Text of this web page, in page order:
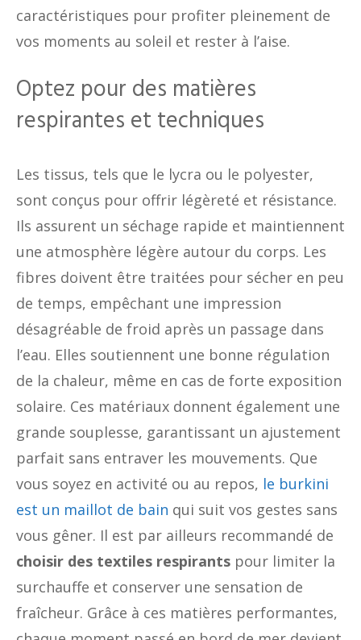
caractéristiques pour profiter pleinement de
vos moments au soleil et rester à l’aise.
Optez pour des matières
respirantes et techniques
Les tissus, tels que le lycra ou le polyester,
sont conçus pour offrir légèreté et résistance.
Ils assurent un séchage rapide et maintiennent
une atmosphère légère autour du corps. Les
fibres doivent être traitées pour sécher en peu
de temps, empêchant une impression
désagréable de froid après un passage dans
l’eau. Elles soutiennent une bonne régulation
de la chaleur, même en cas de forte exposition
solaire. Ces matériaux donnent également une
grande souplesse, garantissant un ajustement
parfait sans entraver les mouvements. Que
vous soyez en activité ou au repos, le burkini
est un maillot de bain qui suit vos gestes sans
vous gêner. Il est par ailleurs recommandé de
choisir des textiles respirants pour limiter la
surchauffe et conserver une sensation de
fraîcheur. Grâce à ces matières performantes,